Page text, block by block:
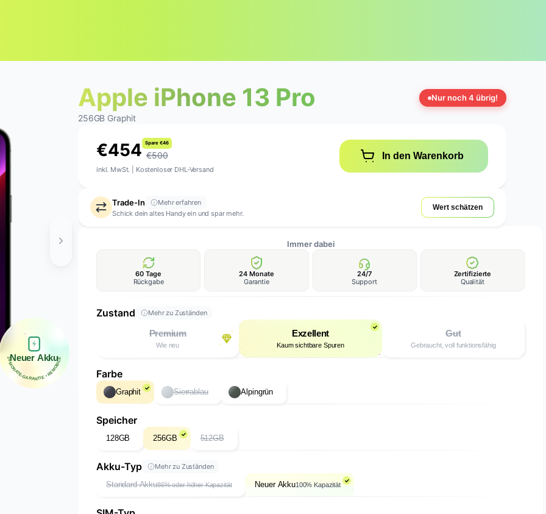
24-MONATE-GARANTIE • REMOBILE
Neuer Akku
Apple iPhone 13 Pro
256GB Graphit
Nur noch 4 übrig!
€454 Spare €46
€500
inkl. MwSt. Kostenloser DHL-Versand
In den Warenkorb
Trade-In
Mehr erfahren
Schick dein altes Handy ein und spar mehr.
Wert schätzen
Immer dabei
60 Tage
Rückgabe
24 Monate
Garantie
24/7
Support
Zertifizierte
Qualität
Zustand Mehr zu Zuständen
Premium
Wie neu
Exzellent
Kaum sichtbare Spuren
Gut
Gebraucht, voll funktionsfähig
Farbe
Graphit Sierrablau Alpingrün
Speicher
128GB 256GB 512GB
Akku-Typ Mehr zu Zuständen
Standard Akku86% oder höher Kapazität Neuer Akku100% Kapazität